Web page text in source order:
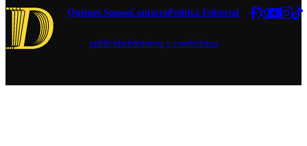
críticas que
llevaron a la
renuncia del
director del
Mihovilovic.
Quiénes SomosContactoPolítica Editorial
publicidadtérminos y condiciones